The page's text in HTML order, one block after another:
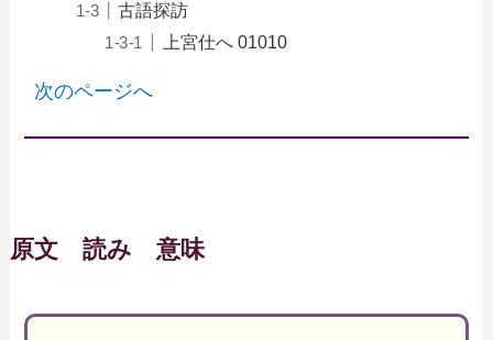
古語探訪
上宮仕へ 01010
次のページへ
原文 読み 意味